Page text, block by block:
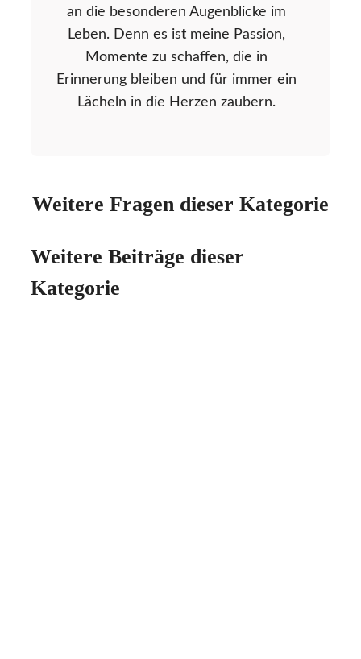
an die besonderen Augenblicke im
Leben. Denn es ist meine Passion,
Momente zu schaffen, die in
Erinnerung bleiben und für immer ein
Lächeln in die Herzen zaubern.
Weitere Fragen dieser Kategorie
Weitere Beiträge dieser
Kategorie